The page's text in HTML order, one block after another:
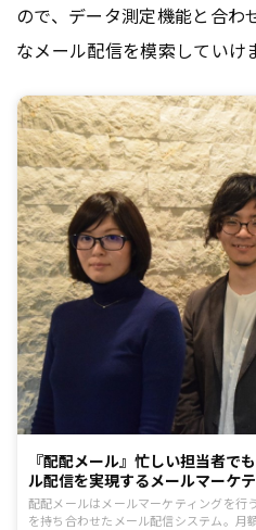
ので、データ測定機能と合わ
なメール配信を模索していけ
『配配メール』忙しい担当者で
ル配信を実現するメールマーケ
配配メールはメールマーケティングを行
を持ち合わせたメール配信システム。月